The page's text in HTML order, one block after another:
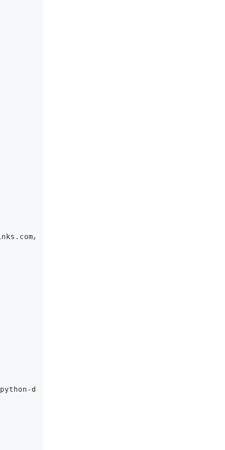
blog/10-search-engine-results-page-serp-
shi-jie/)和Java的SDK调用，用户可以根据需要选择